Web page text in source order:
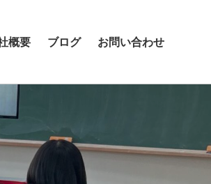
概要 ブログ お問い合わせ